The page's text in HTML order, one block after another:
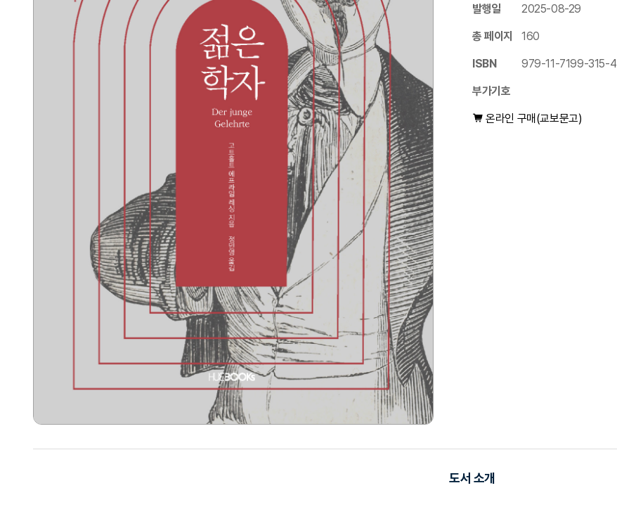
발행일 2025-08-29
총 페이지 160
ISBN 979-11-7199-315-4
부가기호
온라인 구매(교보문고)
도서 소개